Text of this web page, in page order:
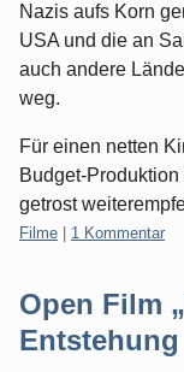
Nazis aufs Korn
USA und die an
auch andere
weg.
Für einen netten
Budget-
getrost
Kategorien:
Filme 1 Kommentar
Open Film
Entstehung